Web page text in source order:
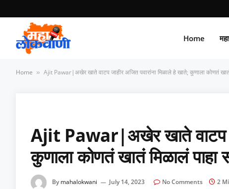
Home
Home » Ajit Pawar|अखेर खाते वाटप जाहीर अजित पवारांना मिळाले हे खाते; कुणाला कोणतं खातं
Ajit Pawar|अखेर खाते वाटप
कुणाला कोणतं खातं मिळालं पाहा
By mahalokwani July 14, 2023 No Comments 2